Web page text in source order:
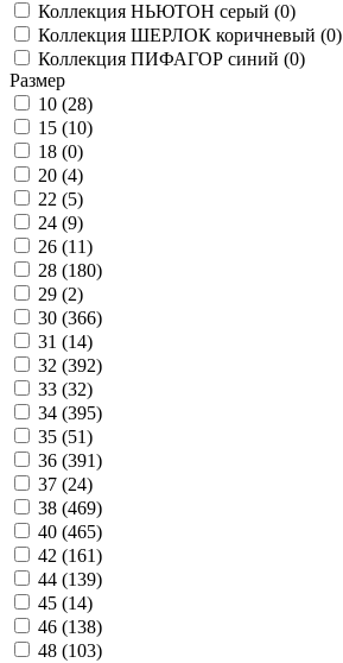
Коллекция НЬЮТОН серый (0)
Коллекция ШЕРЛОК коричневый (0)
Коллекция ПИФАГОР синий (0)
Размер
10 (28)
15 (10)
18 (0)
20 (4)
22 (5)
24 (9)
26 (11)
28 (180)
29 (2)
30 (366)
31 (14)
32 (392)
33 (32)
34 (395)
35 (51)
36 (391)
37 (24)
38 (469)
40 (465)
42 (161)
44 (139)
45 (14)
46 (138)
48 (103)